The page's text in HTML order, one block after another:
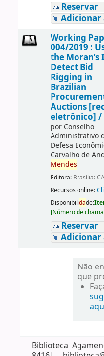
Reservar
Adicionar
Working
004/2019 :
the Moran’s
Detect Bid
Rigging in
Brazilian
Auctions
eletrônico] /
por Conselho
Administrativo
Defesa
Carvalho de
Mendes.
Editora: Brasília:
Recursos online:
Disponibilidade:
[Número de chama
Reservar
Adicionar
Não
que
Biblioteca